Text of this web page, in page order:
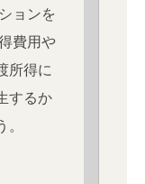
ョンを
費用や
所得に
するか